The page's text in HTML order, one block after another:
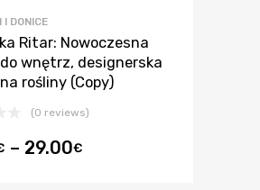
I DONICE
Ritar: Nowoczesna
wnętrz, designerska
rośliny (Copy)
(0 reviews)
– 29.00€